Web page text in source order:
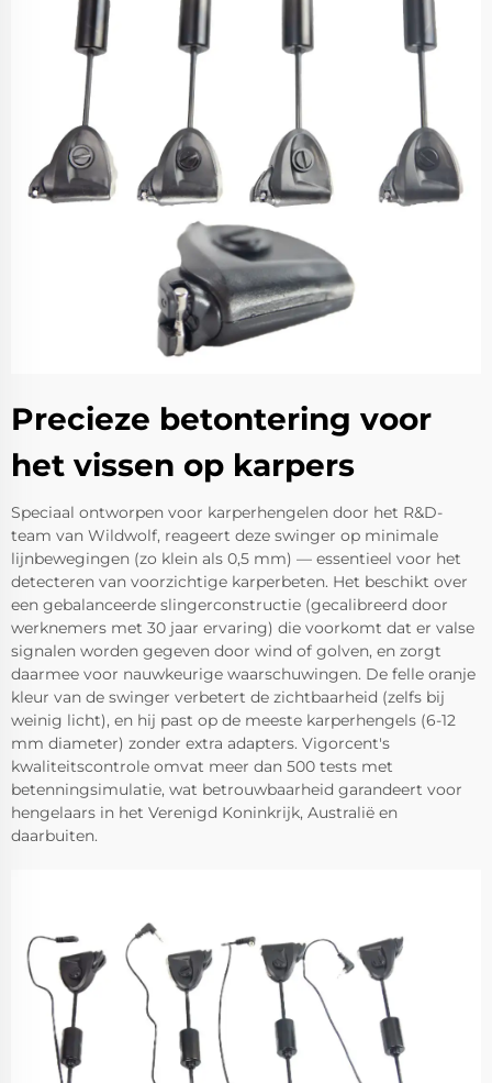
Precieze betontering voor
het vissen op karpers
Speciaal ontworpen voor karperhengelen door het R&D-
team van Wildwolf, reageert deze swinger op minimale
lijnbewegingen (zo klein als 0,5 mm) — essentieel voor het
detecteren van voorzichtige karperbeten. Het beschikt over
een gebalanceerde slingerconstructie (gecalibreerd door
werknemers met 30 jaar ervaring) die voorkomt dat er valse
signalen worden gegeven door wind of golven, en zorgt
daarmee voor nauwkeurige waarschuwingen. De felle oranje
kleur van de swinger verbetert de zichtbaarheid (zelfs bij
weinig licht), en hij past op de meeste karperhengels (6-12
mm diameter) zonder extra adapters. Vigorcent's
kwaliteitscontrole omvat meer dan 500 tests met
betenningsimulatie, wat betrouwbaarheid garandeert voor
hengelaars in het Verenigd Koninkrijk, Australië en
daarbuiten.